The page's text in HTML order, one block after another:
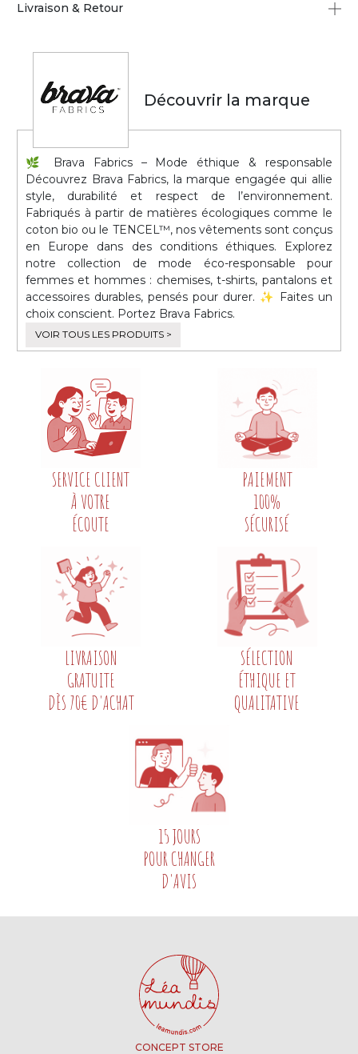
Livraison & Retour
Découvrir la marque
🌿 Brava Fabrics – Mode éthique & responsable
Découvrez Brava Fabrics, la marque engagée qui allie
style, durabilité et respect de l’environnement.
Fabriqués à partir de matières écologiques comme le
coton bio ou le TENCEL™, nos vêtements sont conçus
en Europe dans des conditions éthiques. Explorez
notre collection de mode éco-responsable pour
femmes et hommes : chemises, t-shirts, pantalons et
accessoires durables, pensés pour durer. ✨ Faites un
choix conscient. Portez Brava Fabrics.
VOIR TOUS LES PRODUITS >
SERVICE CLIENT
À VOTRE
ÉCOUTE
PAIEMENT
100%
SÉCURISÉ
LIVRAISON
GRATUITE
DÈS 70€ D'ACHAT
SÉLECTION
ÉTHIQUE ET
QUALITATIVE
15 JOURS
POUR CHANGER
D'AVIS
CONCEPT STORE